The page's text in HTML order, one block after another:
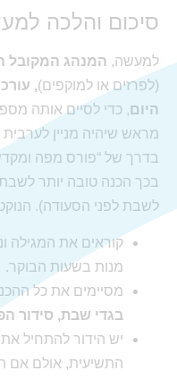
סיכום והלכה
למעשה, המנהג המקובל
(לפרזים או למוקפים),
היום, כדי לסיים אותה
מראש שיהיה מניין
בדרך של “פורס מפה
בכך הכנה טובה יותר
לשבת לפני הסעודה).
קוראים את המגילה
מנות בשעות הבוקר.
מסיימים את כל
בגדי שבת, סידור
יש הידור להתחיל
התשיעית, אולם אם